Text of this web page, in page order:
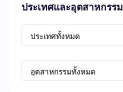
ประเทศและอุตสาหกรรม